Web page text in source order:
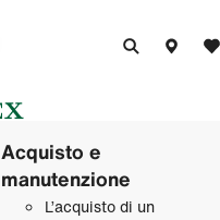
Acquisto e
manutenzione
L’acquisto di un